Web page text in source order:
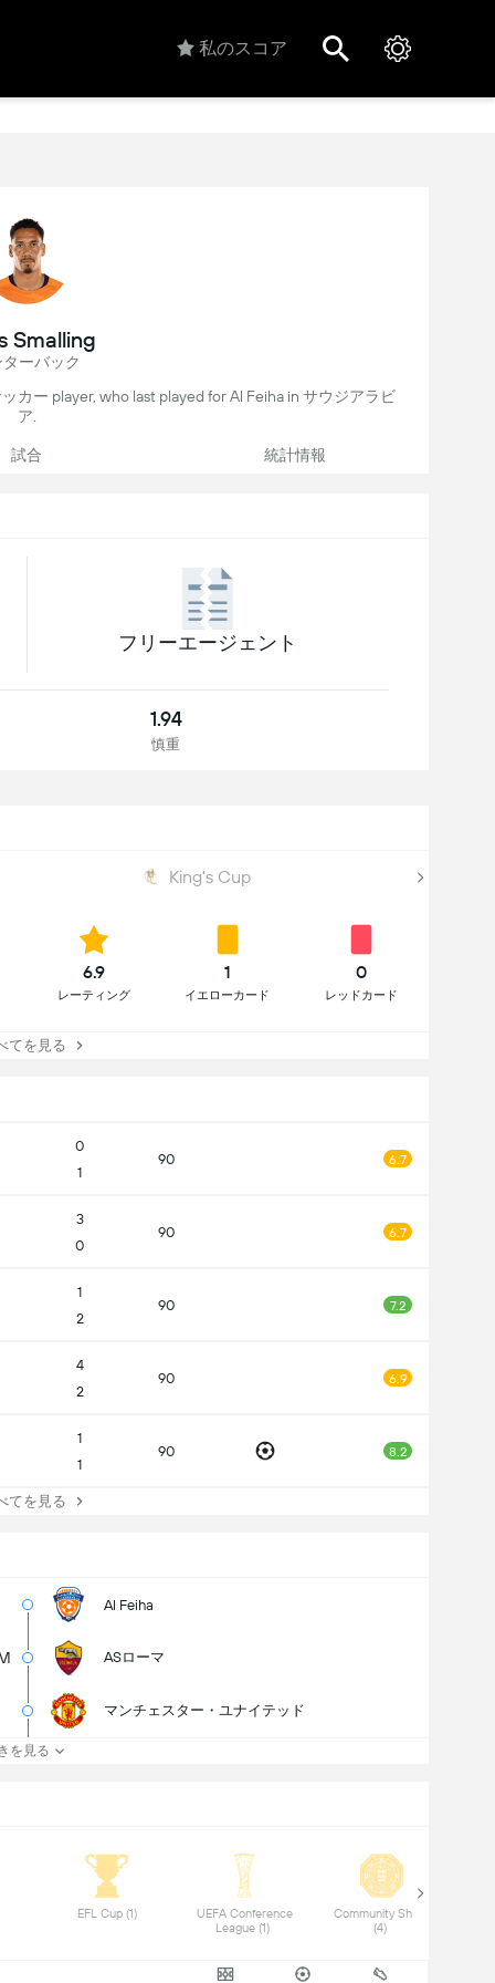
私のスコア
Smalling
ターバック
カー player, who last played for Al Feiha in サウジアラビ
ア.
試合 統計情報
フリーエージェント
1.94
慎重
King's Cup
6.9
レーティング
1
イエローカード
0
レッドカード
を見る
0
1
90 6.7
3
0
90 6.7
1
2
90 7.2
4
2
90 6.9
1
1
90 8.2
を見る
Al Feiha
ASローマ
マンチェスター・ユナイテッド
を見る
UEFA Conference
Community Shield
(4)